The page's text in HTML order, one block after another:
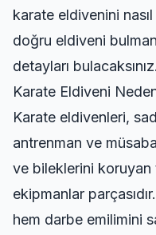
karate eldivenini
doğru eldiveni
detayları bulacaksınız.
Karate Eldiveni
Karate eldivenleri,
antrenman ve
ve bileklerini koruyan
ekipmanlar
hem darbe emilimini